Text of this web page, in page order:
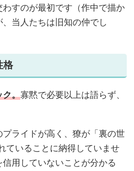
すのが最初です（作中で描か
当人たちは旧知の仲でし
格
ク。寡黙で必要以上は語らず、
プライドが高く、獠が「裏の世
ていることに納得していませ
用していないことが分かる